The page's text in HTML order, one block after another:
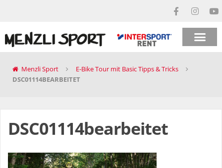
Menzli Sport
E-Bike Tour mit Basic Tipps & Tricks
DSC01114BEARBEITET
DSC01114bearbeitet